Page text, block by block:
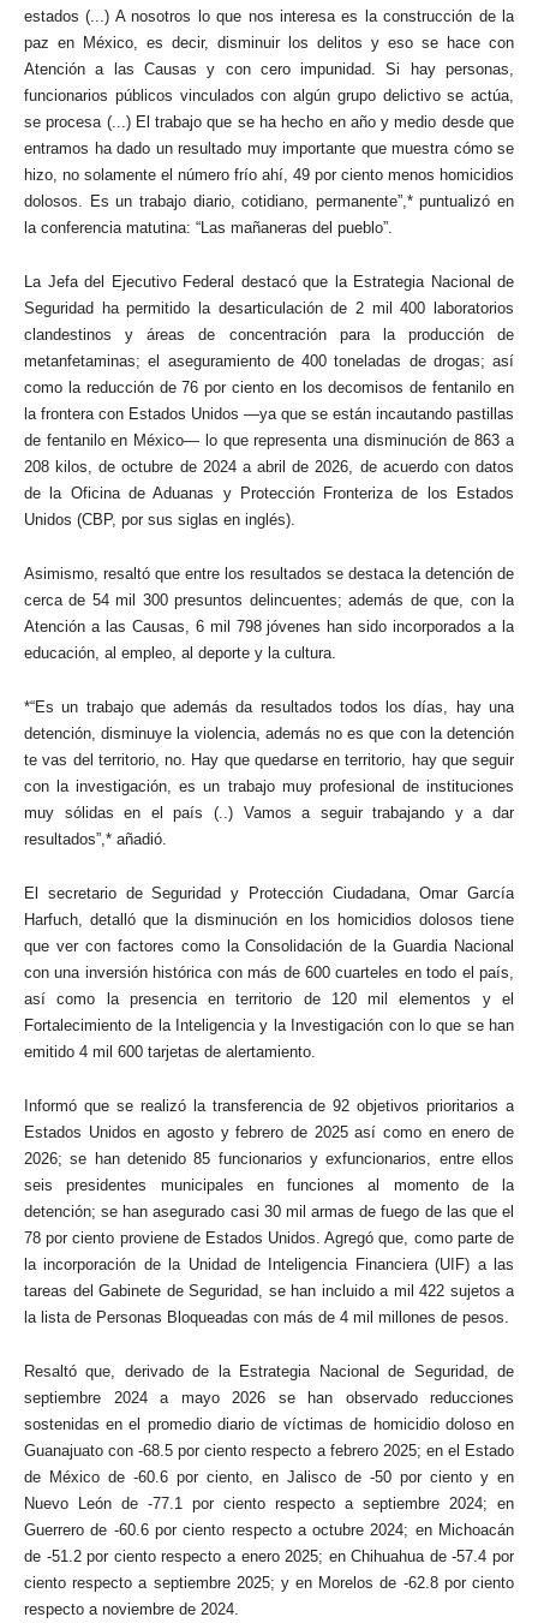
estados (...) A nosotros lo que nos interesa es la construcción de la
paz en México, es decir, disminuir los delitos y eso se hace con
Atención a las Causas y con cero impunidad. Si hay personas,
funcionarios públicos vinculados con algún grupo delictivo se actúa,
se procesa (...) El trabajo que se ha hecho en año y medio desde que
entramos ha dado un resultado muy importante que muestra cómo se
hizo, no solamente el número frío ahí, 49 por ciento menos homicidios
dolosos. Es un trabajo diario, cotidiano, permanente”,* puntualizó en
la conferencia matutina: “Las mañaneras del pueblo”.
La Jefa del Ejecutivo Federal destacó que la Estrategia Nacional de
Seguridad ha permitido la desarticulación de 2 mil 400 laboratorios
clandestinos y áreas de concentración para la producción de
metanfetaminas; el aseguramiento de 400 toneladas de drogas; así
como la reducción de 76 por ciento en los decomisos de fentanilo en
la frontera con Estados Unidos —ya que se están incautando pastillas
de fentanilo en México— lo que representa una disminución de 863 a
208 kilos, de octubre de 2024 a abril de 2026, de acuerdo con datos
de la Oficina de Aduanas y Protección Fronteriza de los Estados
Unidos (CBP, por sus siglas en inglés).
Asimismo, resaltó que entre los resultados se destaca la detención de
cerca de 54 mil 300 presuntos delincuentes; además de que, con la
Atención a las Causas, 6 mil 798 jóvenes han sido incorporados a la
educación, al empleo, al deporte y la cultura.
*“Es un trabajo que además da resultados todos los días, hay una
detención, disminuye la violencia, además no es que con la detención
te vas del territorio, no. Hay que quedarse en territorio, hay que seguir
con la investigación, es un trabajo muy profesional de instituciones
muy sólidas en el país (..) Vamos a seguir trabajando y a dar
resultados”,* añadió.
El secretario de Seguridad y Protección Ciudadana, Omar García
Harfuch, detalló que la disminución en los homicidios dolosos tiene
que ver con factores como la Consolidación de la Guardia Nacional
con una inversión histórica con más de 600 cuarteles en todo el país,
así como la presencia en territorio de 120 mil elementos y el
Fortalecimiento de la Inteligencia y la Investigación con lo que se han
emitido 4 mil 600 tarjetas de alertamiento.
Informó que se realizó la transferencia de 92 objetivos prioritarios a
Estados Unidos en agosto y febrero de 2025 así como en enero de
2026; se han detenido 85 funcionarios y exfuncionarios, entre ellos
seis presidentes municipales en funciones al momento de la
detención; se han asegurado casi 30 mil armas de fuego de las que el
78 por ciento proviene de Estados Unidos. Agregó que, como parte de
la incorporación de la Unidad de Inteligencia Financiera (UIF) a las
tareas del Gabinete de Seguridad, se han incluido a mil 422 sujetos a
la lista de Personas Bloqueadas con más de 4 mil millones de pesos.
Resaltó que, derivado de la Estrategia Nacional de Seguridad, de
septiembre 2024 a mayo 2026 se han observado reducciones
sostenidas en el promedio diario de víctimas de homicidio doloso en
Guanajuato con -68.5 por ciento respecto a febrero 2025; en el Estado
de México de -60.6 por ciento, en Jalisco de -50 por ciento y en
Nuevo León de -77.1 por ciento respecto a septiembre 2024; en
Guerrero de -60.6 por ciento respecto a octubre 2024; en Michoacán
de -51.2 por ciento respecto a enero 2025; en Chihuahua de -57.4 por
ciento respecto a septiembre 2025; y en Morelos de -62.8 por ciento
respecto a noviembre de 2024.